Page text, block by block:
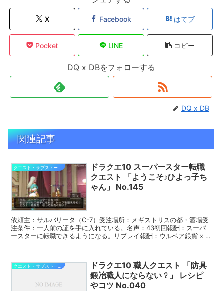
X Facebook はてブ
Pocket LINE コピー
DQ x DBをフォローする
DQ x DB
関連記事
ドラクエ10 スーパースター転職
クエスト 「ようこそ♪ひよっ子ち
ゃん」 No.145
依頼主：サルバリータ（C-7）受注場所：メギストリスの都・酒場受
注条件：一人前の証を手に入れている。名声：43初回報酬：スーパ
ースターに転職できるようになる。リプレイ報酬：ウルベア銀貨 x 1
クエスト・サブストーリー攻略
ドラクエ10 職人クエスト 「防具
鍛冶職人にならない？」 レシピ
やコツ No.040